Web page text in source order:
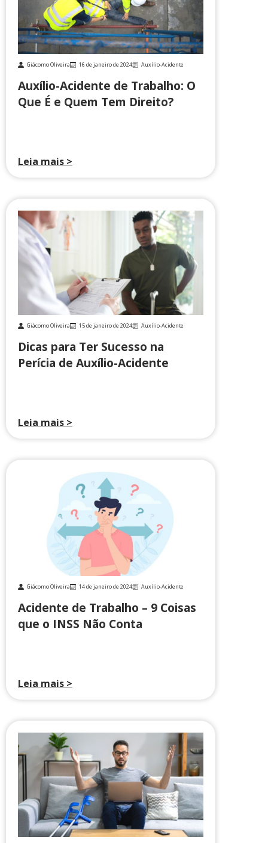
Giácomo Oliveira 16 de janeiro de 2024 Auxílio-Acidente
Auxílio-Acidente de Trabalho: O
Que É e Quem Tem Direito?
Leia mais >
Giácomo Oliveira 15 de janeiro de 2024 Auxílio-Acidente
Dicas para Ter Sucesso na
Perícia de Auxílio-Acidente
Leia mais >
Giácomo Oliveira 14 de janeiro de 2024 Auxílio-Acidente
Acidente de Trabalho – 9 Coisas
que o INSS Não Conta
Leia mais >